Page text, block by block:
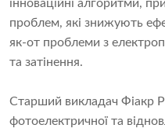
інноваційні алгоритми,
проблем, які знижують
як-от проблеми з
та затінення.
Старший викладач Фіакр
фотоелектричної та